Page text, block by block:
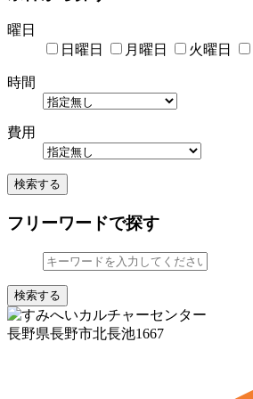
曜日
日曜日
月曜日 火曜日
時間
費用
検索する
フリーワードで探す
検索する
長野県長野市北長池1667